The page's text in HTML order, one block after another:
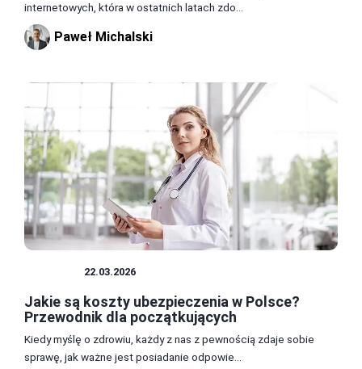
internetowych, która w ostatnich latach zdo...
Paweł Michalski
22.03.2026
Jakie są koszty ubezpieczenia w Polsce?
Przewodnik dla początkujących
Kiedy myślę o zdrowiu, każdy z nas z pewnością zdaje sobie
sprawę, jak ważne jest posiadanie odpowie...